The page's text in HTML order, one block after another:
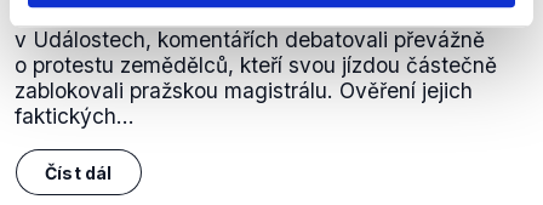
Poslanci Marek Benda a Patrik Nacher
v Událostech, komentářích debatovali převážně
o protestu zemědělců, kteří svou jízdou částečně
zablokovali pražskou magistrálu. Ověření jejich
faktických...
Číst dál